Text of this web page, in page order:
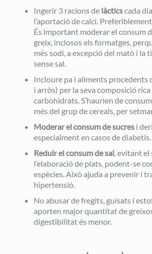
Ingerir 3 racions de làcticscada
l’aportació de calci.
És important moderar el consum
greix, inclosos els formatges,
més sodi, a excepció del mató i la
sense sal.
Incloure pa i aliments procedents
i arròs) per la seva composició rica
carbohidrats. S’haurien de
més del grup de cereals, per
Moderar el consum de sucresi
especialment en casos de diabetis.
Reduir el consum de sal, evitant el
l’elaboració de plats, podent-se
espècies. Això ajuda a prevenir i
hipertensió.
No abusar de fregits, guisats i
aporten major quantitat de
digestibilitat és menor.